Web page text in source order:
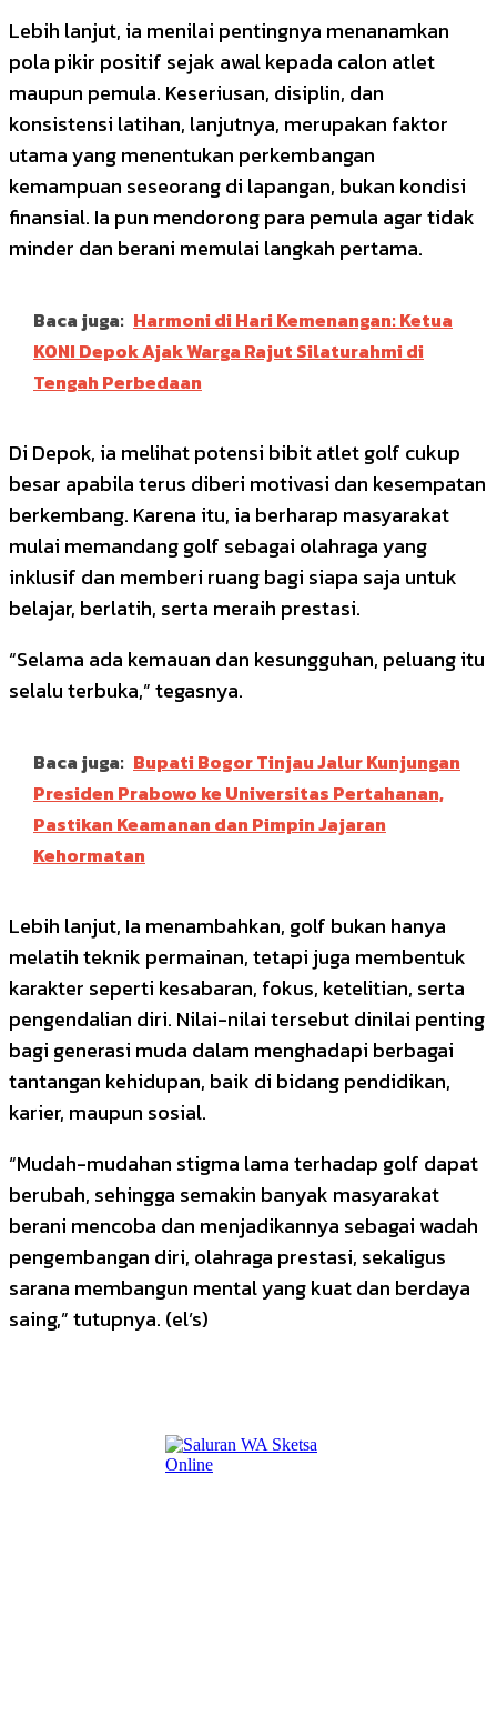
Lebih lanjut, ia menilai pentingnya menanamkan
pola pikir positif sejak awal kepada calon atlet
maupun pemula. Keseriusan, disiplin, dan
konsistensi latihan, lanjutnya, merupakan faktor
utama yang menentukan perkembangan
kemampuan seseorang di lapangan, bukan kondisi
finansial. Ia pun mendorong para pemula agar tidak
minder dan berani memulai langkah pertama.
Baca juga: Harmoni di Hari Kemenangan: Ketua
KONI Depok Ajak Warga Rajut Silaturahmi di
Tengah Perbedaan
Di Depok, ia melihat potensi bibit atlet golf cukup
besar apabila terus diberi motivasi dan kesempatan
berkembang. Karena itu, ia berharap masyarakat
mulai memandang golf sebagai olahraga yang
inklusif dan memberi ruang bagi siapa saja untuk
belajar, berlatih, serta meraih prestasi.
“Selama ada kemauan dan kesungguhan, peluang itu
selalu terbuka,” tegasnya.
Baca juga: Bupati Bogor Tinjau Jalur Kunjungan
Presiden Prabowo ke Universitas Pertahanan,
Pastikan Keamanan dan Pimpin Jajaran
Kehormatan
Lebih lanjut, Ia menambahkan, golf bukan hanya
melatih teknik permainan, tetapi juga membentuk
karakter seperti kesabaran, fokus, ketelitian, serta
pengendalian diri. Nilai-nilai tersebut dinilai penting
bagi generasi muda dalam menghadapi berbagai
tantangan kehidupan, baik di bidang pendidikan,
karier, maupun sosial.
“Mudah-mudahan stigma lama terhadap golf dapat
berubah, sehingga semakin banyak masyarakat
berani mencoba dan menjadikannya sebagai wadah
pengembangan diri, olahraga prestasi, sekaligus
sarana membangun mental yang kuat dan berdaya
saing,” tutupnya. (el’s)